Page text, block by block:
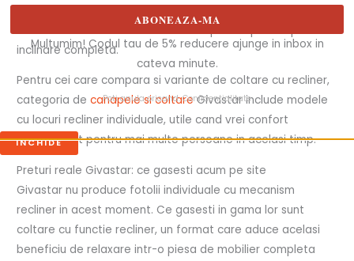
inclinare completa.
Pentru cei care compara si variante de coltare cu recliner,
categoria decanapele si coltareGivastar include modele
cu locuri recliner individuale, utile cand vrei confort
personalizat pentru mai multe persoane in acelasi timp.
Preturi reale Givastar: ce gasesti acum pe site
Givastar nu produce fotolii individuale cu mecanism
recliner in acest moment. Ce gasesti in gama lor sunt
coltare cu functie recliner, un format care aduce acelasi
beneficiu de relaxare intr-o piesa de mobilier completa
ABONEAZA-MA
Multumim! Codul tau de 5% reducere ajunge in inbox in
cateva minute.
Poti anula oricand.Confidentialitate
INCHIDE